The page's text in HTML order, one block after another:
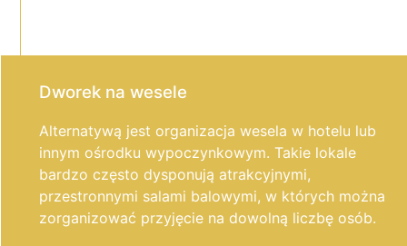
Dworek na wesele
Alternatywą jest organizacja wesela w hotelu lub
innym ośrodku wypoczynkowym. Takie lokale
bardzo często dysponują atrakcyjnymi,
przestronnymi salami balowymi, w których można
zorganizować przyjęcie na dowolną liczbę osób.